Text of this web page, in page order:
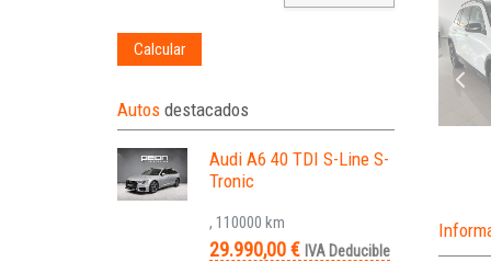
Calcular
Autos destacados
Audi A6 40 TDI S-Line S-
Tronic
, 110000 km
29.990,00 €IVA Deducible